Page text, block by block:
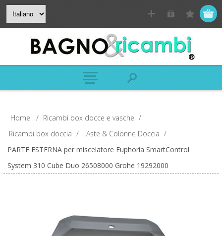
Home / Ricambi box docce e vasche /
Ricambi box doccia / Aste & Colonne Doccia /
PARTE ESTERNA per miscelatore Euphoria SmartControl
System 310 Cube Duo 26508000 Grohe 19292000